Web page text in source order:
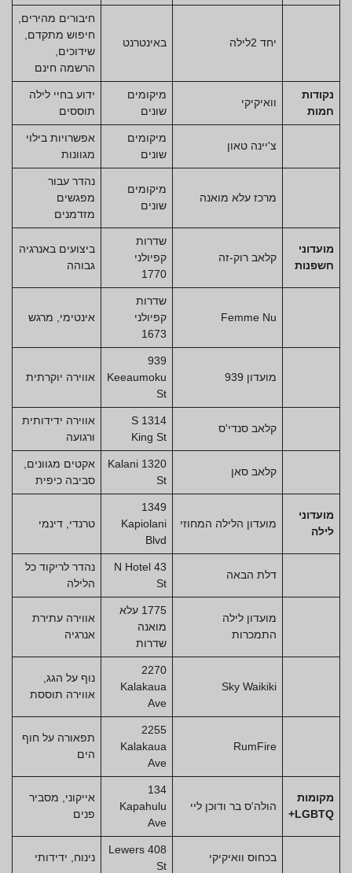
יחד 2לילה באינטרנט
חיבורים מהירים,
חיפוש מתקדם,
שידוכים,
הרשמה חינם
נקודות
חמות
וואיקיקי
מיקומים
שונים
ידוע בחיי לילה
תוססים
צ'יינה טאון
מיקומים
שונים
אפשרויות בילוי
מגוונות
מרכז עלא מואנה
מיקומים
שונים
נהדר עבור
מפגשים
מזדמנים
מועדוני
חשפנות
קלאב רוק-זה
שדרות
קפיולני
1770
ביצועים באנרגיה
גבוהה
Femme Nu
שדרות
קפיולני
1673
אינטימי, מרגש
מועדון 939
939
Keeaumoku
St
אווירה יוקרתית
קלאב סנדי'ס
1314 S
King St
אווירה ידידותית
ורגועה
קלאב סאן
1320 Kalani
St
אקטים מגוונים,
סביבה כיפית
מועדוני
לילה
מועדון הלילה המחוזי
1349
Kapiolani
Blvd
טרנדי, דינמי
דלת הבאה
43 N Hotel
St
נהדר לריקוד כל
הלילה
מועדון לילה
התמכרות
1775 עלא
מואנה
שדרות
אווירה עתירת
אנרגיה
Sky Waikiki
2270
Kalakaua
Ave
נוף על הגג,
אווירה תוססת
RumFire
2255
Kalakaua
Ave
תפאורה על חוף
הים
מקומות
LGBTQ+
הולה'ס בר ודוכן ליי
134
Kapahulu
Ave
אייקוני, מסביר
פנים
בכחוס וואיקיקי
408 Lewers
St
נינוח, ידידותי